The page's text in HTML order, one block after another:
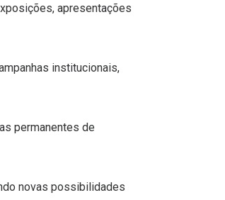
apresentações
institucionais,
permanentes de
novas possibilidades